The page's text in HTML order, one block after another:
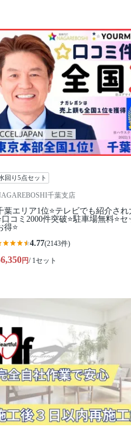
回り5点セット
千葉支店
葉エリア1位⭐テレビでも紹介され
口コミ2000件突破⭐️駐車場無料⭐セ
得⭐
4.77(2143件)
円/ 1セット